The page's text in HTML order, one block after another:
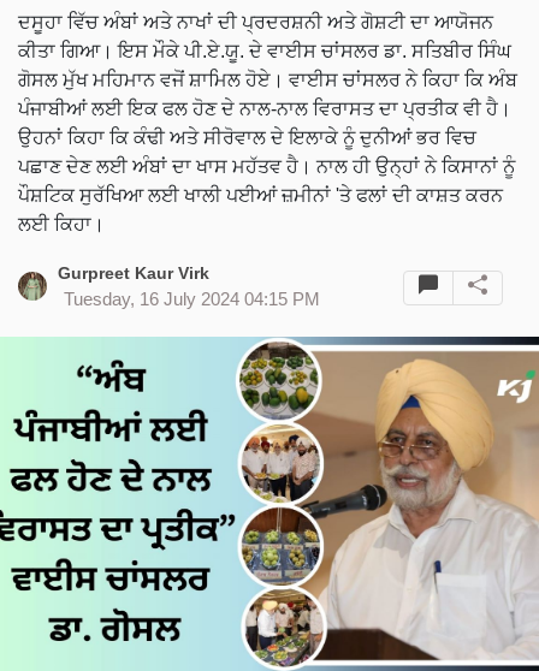
ਦਸੂਹਾ ਵਿੱਚ ਅੰਬਾਂ ਅਤੇ ਨਾਖਾਂ ਦੀ ਪ੍ਰਦਰਸ਼ਨੀ ਅਤੇ ਗੋਸ਼ਟੀ ਦਾ ਆਯੋਜਨ
ਕੀਤਾ ਗਿਆ। ਇਸ ਮੌਕੇ ਪੀ.ਏ.ਯੂ. ਦੇ ਵਾਈਸ ਚਾਂਸਲਰ ਡਾ. ਸਤਿਬੀਰ ਸਿੰਘ
ਗੋਸਲ ਮੁੱਖ ਮਹਿਮਾਨ ਵਜੋਂ ਸ਼ਾਮਿਲ ਹੋਏ। ਵਾਈਸ ਚਾਂਸਲਰ ਨੇ ਕਿਹਾ ਕਿ ਅੰਬ
ਪੰਜਾਬੀਆਂ ਲਈ ਇਕ ਫਲ ਹੋਣ ਦੇ ਨਾਲ-ਨਾਲ ਵਿਰਾਸਤ ਦਾ ਪ੍ਰਤੀਕ ਵੀ ਹੈ।
ਉਹਨਾਂ ਕਿਹਾ ਕਿ ਕੰਢੀ ਅਤੇ ਸੀਰੋਵਾਲ ਦੇ ਇਲਾਕੇ ਨੂੰ ਦੁਨੀਆਂ ਭਰ ਵਿਚ
ਪਛਾਣ ਦੇਣ ਲਈ ਅੰਬਾਂ ਦਾ ਖਾਸ ਮਹੱਤਵ ਹੈ। ਨਾਲ ਹੀ ਉਨ੍ਹਾਂ ਨੇ ਕਿਸਾਨਾਂ ਨੂੰ
ਪੌਸ਼ਟਿਕ ਸੁਰੱਖਿਆ ਲਈ ਖਾਲੀ ਪਈਆਂ ਜ਼ਮੀਨਾਂ 'ਤੇ ਫਲਾਂ ਦੀ ਕਾਸ਼ਤ ਕਰਨ
ਲਈ ਕਿਹਾ।
Gurpreet Kaur Virk
Tuesday, 16 July 2024 04:15 PM